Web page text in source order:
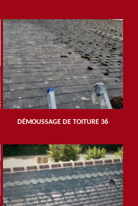
DÉMOUSSAGE DE TOITURE 36